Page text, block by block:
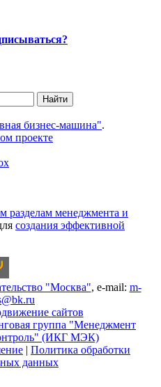
бизнес-машина".
проекте
разделам менеджмента и
создания эффективной
"Москва", e-mail: m-
сайтов
группа "Менеджмент
(ИКГ МЭК)
| Политика обработки
данных